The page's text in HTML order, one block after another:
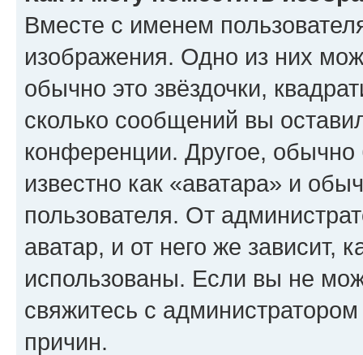
Вместе с именем
изображения. Одно из них
обычно это звёздочки,
сколько сообщений вы
конференции. Другое,
известно как «аватара» и
пользователя. От
аватар, и от него же зависит,
использованы. Если вы не
свяжитесь с
причин.